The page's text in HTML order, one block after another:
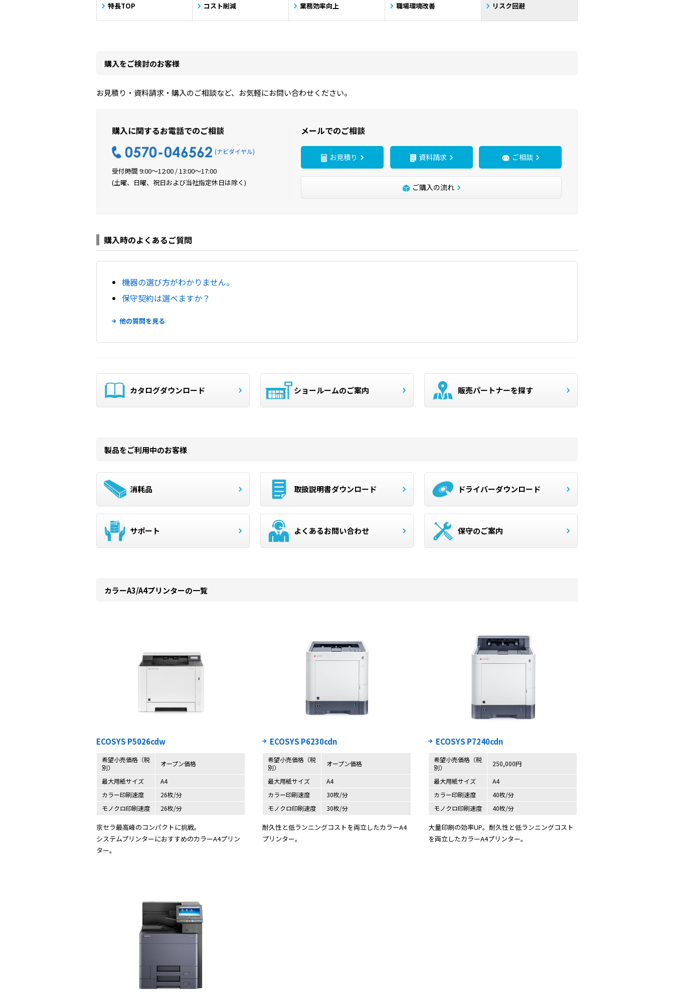
特長TOP コスト削減 業務効率向上 職場環境改善 リスク回避
購入をご検討のお客様
お見積り・資料請求・購入のご相談など、お気軽にお問い合わせください。
購入に関するお電話でのご相談
(ナビダイヤル)
受付時間 9:00〜12:00 / 13:00〜17:00
(土曜、日曜、祝日および当社指定休日は除く)
メールでのご相談
お見積り 資料請求 ご相談
ご購入の流れ
購入時のよくあるご質問
機器の選び方がわかりません。
保守契約は選べますか？
他の質問を見る
カタログダウンロード ショールームのご案内 販売パートナーを探す
製品をご利用中のお客様
消耗品 取扱説明書ダウンロード ドライバーダウンロード
サポート よくあるお問い合わせ 保守のご案内
カラーA3/A4プリンターの一覧
ECOSYS P5026cdw
希望小売価格（税
別）
オープン価格
最大用紙サイズ
A4
カラー印刷速度
26枚/分
モノクロ印刷速度
26枚/分
京セラ最高峰のコンパクトに挑戦。
システムプリンターにおすすめのカラーA4プリン
ター。
ECOSYS P6230cdn
希望小売価格（税
別）
オープン価格
最大用紙サイズ
A4
カラー印刷速度
30枚/分
モノクロ印刷速度
30枚/分
耐久性と低ランニングコストを両立したカラーA4
プリンター。
ECOSYS P7240cdn
希望小売価格（税
別）
250,000円
最大用紙サイズ
A4
カラー印刷速度
40枚/分
モノクロ印刷速度
40枚/分
大量印刷の効率UP。耐久性と低ランニングコスト
を両立したカラーA4プリンター。